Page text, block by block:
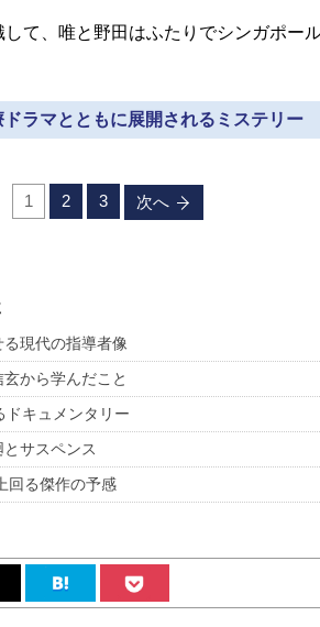
て、唯と野田はふたりでシンガポー
ドラマとともに展開されるミステリー
1 2 3 次へ
る現代の指導者像
から学んだこと
ドキュメンタリー
とサスペンス
回る傑作の予感